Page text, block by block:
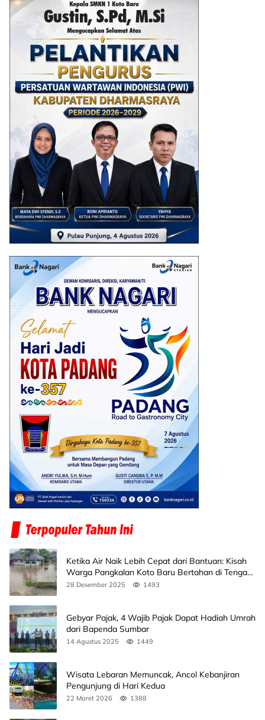
Ketika Air Naik Lebih Cepat dari Bantuan: Kisah
Warga Pangkalan Koto Baru Bertahan di Tengah
Banjir
28 Desember 2025 1493
Gebyar Pajak, 4 Wajib Pajak Dapat Hadiah Umrah
dari Bapenda Sumbar
14 Agustus 2025 1449
Wisata Lebaran Memuncak, Ancol Kebanjiran
Pengunjung di Hari Kedua
22 Maret 2026 1388